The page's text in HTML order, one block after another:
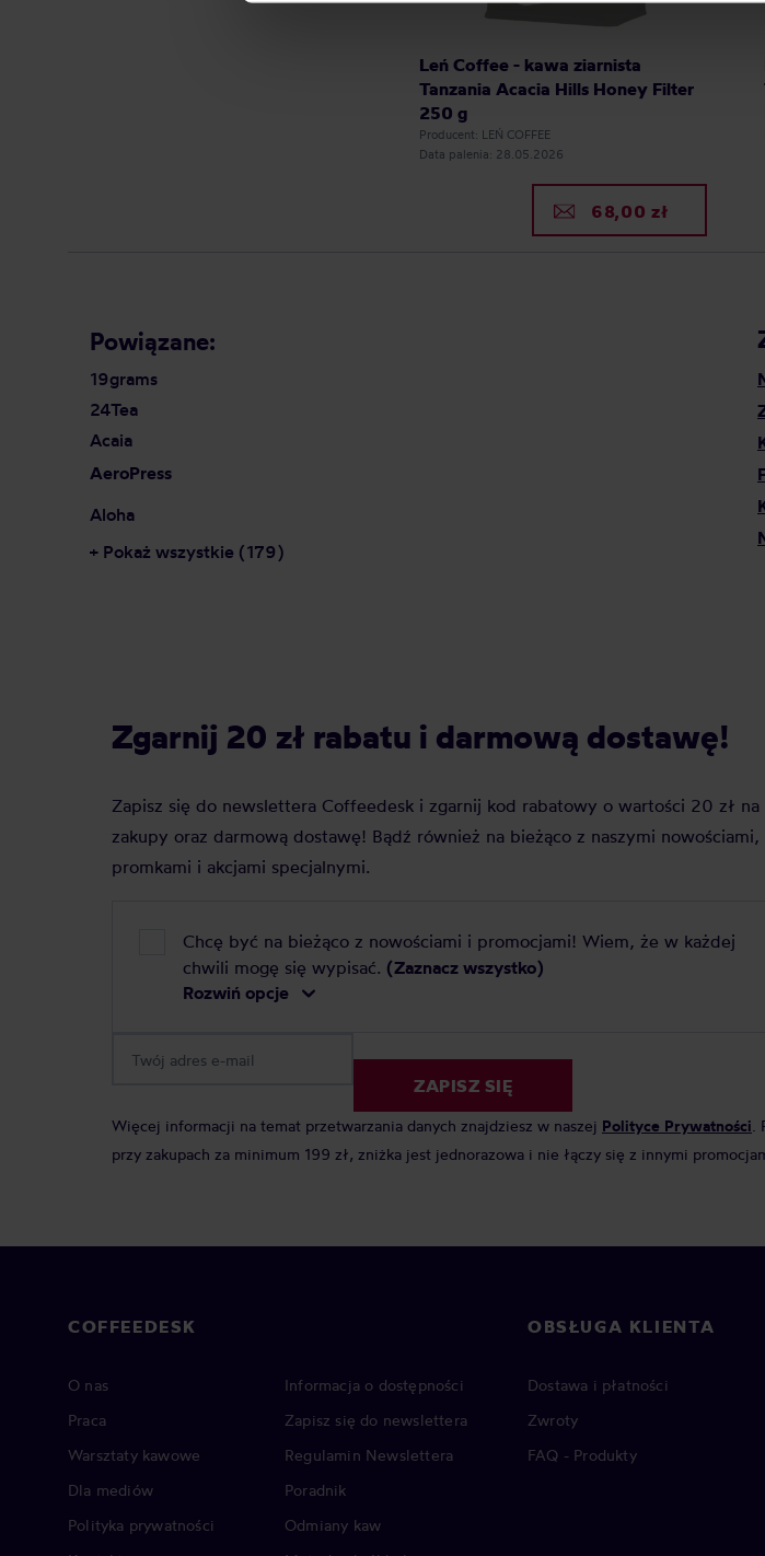
Leń Coffee - kawa ziarnista
Tanzania Acacia Hills Honey Filter
250 g
Producent: LEŃ COFFEE
Data palenia: 28.05.2026
68,00 zł
Powiązane:
19grams
24Tea
Acaia
AeroPress
Aloha
+ Pokaż wszystkie (179)
Zgarnij 20 zł rabatu i darmową dostawę!
Zapisz się do newslettera Coffeedesk i zgarnij kod rabatowy o wartości 20 zł na
zakupy oraz darmową dostawę! Bądź również na bieżąco z naszymi nowościami,
promkami i akcjami specjalnymi.
Chcę być na bieżąco z nowościami i promocjami! Wiem, że w każdej
chwili mogę się wypisać. (Zaznacz wszystko)
Rozwiń opcje
ZAPISZ SIĘ
Więcej informacji na temat przetwarzania danych znajdziesz w naszej Polityce Prywatności
przy zakupach za minimum 199 zł, zniżka jest jednorazowa i nie łączy się z innymi
COFFEEDESK
O nas
Praca
Warsztaty kawowe
Dla mediów
Polityka prywatności
Informacja o dostępności
Zapisz się do newslettera
Regulamin Newslettera
Poradnik
Odmiany kaw
OBSŁUGA KLIENTA
Dostawa i płatności
Zwroty
FAQ - Produkty